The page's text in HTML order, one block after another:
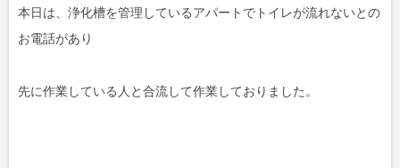
本日は、浄化槽を管理しているアパートでトイレが流れないとの
お電話があり
先に作業している人と合流して作業しておりました。